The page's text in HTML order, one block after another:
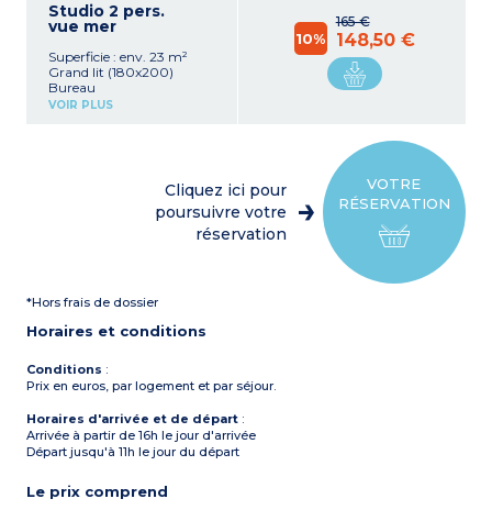
Studio 2 pers.
vue mer
Superficie : env. 23 m²
Grand lit (180x200)
Bureau
Cuisine équipée (plaque
de douche, sèche-cheveux,
Etage élévé avec une vue
VOIR PLUS
165 €
10% 148,50 €
VOTRE
RÉSERVATION
Cliquez ici pour
poursuivre votre
réservation
*Hors frais de dossier
Horaires et conditions
Conditions :
Prix en euros, par logement et par séjour.
Horaires d'arrivée et de départ :
Arrivée à partir de 16h le jour d'arrivée
Départ jusqu'à 11h le jour du départ
Le prix comprend